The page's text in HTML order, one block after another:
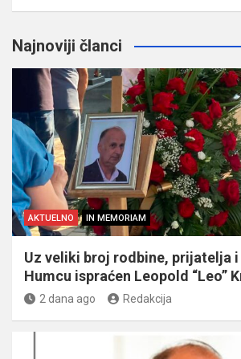
Najnoviji članci
AKTUELNO IN MEMORIAM
Uz veliki broj rodbine, prijatelja
Humcu ispraćen Leopold “Leo”
2 dana ago Redakcija